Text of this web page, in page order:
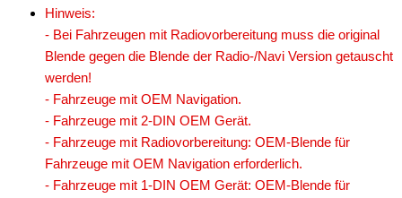
Hinweis:
- Bei Fahrzeugen mit Radiovorbereitung muss die original
Blende gegen die Blende der Radio-/Navi Version getauscht
werden!
- Fahrzeuge mit OEM Navigation.
- Fahrzeuge mit 2-DIN OEM Gerät.
- Fahrzeuge mit Radiovorbereitung: OEM-Blende für
Fahrzeuge mit OEM Navigation erforderlich.
- Fahrzeuge mit 1-DIN OEM Gerät: OEM-Blende für